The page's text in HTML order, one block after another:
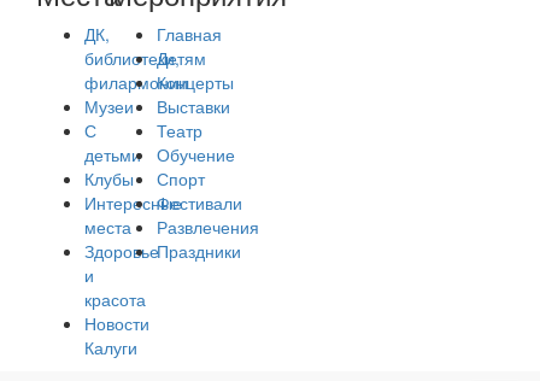
ДК,
библиотеки,
филармонии
Музеи
С
детьми
Клубы
Интересные
места
Здоровье
и
красота
Новости
Калуги
Главная
Детям
Концерты
Выставки
Театр
Обучение
Спорт
Фестивали
Развлечения
Праздники